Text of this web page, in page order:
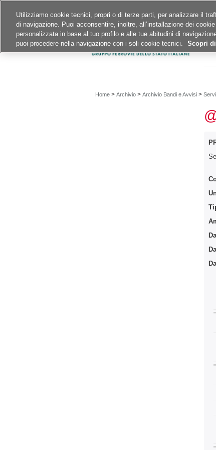
A
Home > Archivio > Archivio Bandi e Avvisi >
Utilizziamo cookie tecnici, propri o di terze parti, per analizzare il
di navigazione. Puoi acconsentire, inoltre, all’installazione dei
personalizzata in base al tuo profilo e alle tue abitudini di
puoi procedere nella navigazione con i soli cookie tecnici.
Scopri